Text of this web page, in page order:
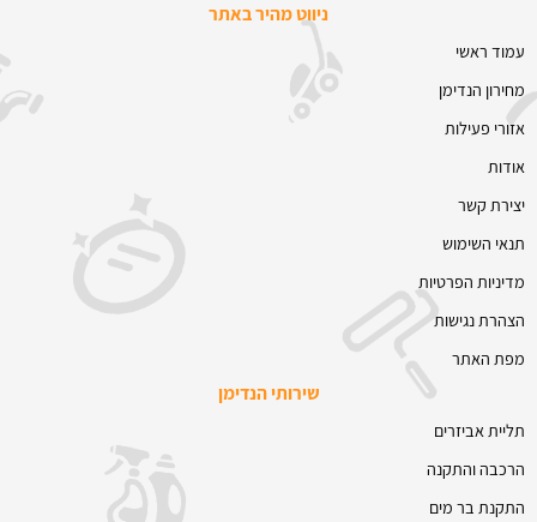
ניווט מהיר באתר
עמוד ראשי
מחירון הנדימן
אזורי פעילות
אודות
יצירת קשר
תנאי השימוש
מדיניות הפרטיות
הצהרת נגישות
מפת האתר
שירותי הנדימן
תליית אביזרים
הרכבה והתקנה
התקנת בר מים